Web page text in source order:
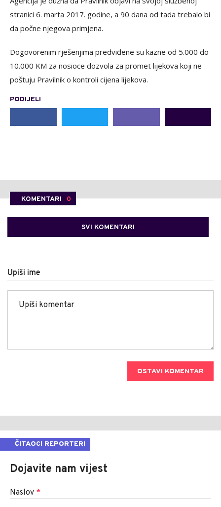
stranici 6. marta 2017. godine, a 90 dana od tada trebalo bi
da počne njegova primjena.
Dogovorenim rješenjima predviđene su kazne od 5.000 do
10.000 KM za nosioce dozvola za promet lijekova koji ne
poštuju Pravilnik o kontroli cijena lijekova.
PODIJELI
KOMENTARI 0
SVI KOMENTARI
Upiši ime
OSTAVI KOMENTAR
ČITAOCI REPORTERI
Dojavite nam vijest
Naslov *